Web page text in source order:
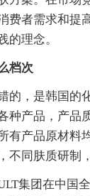
费者需求和提
的理念。
档次
的，是韩国的
种产品，产品
有产品原材料
不同肤质研制
集团在中国